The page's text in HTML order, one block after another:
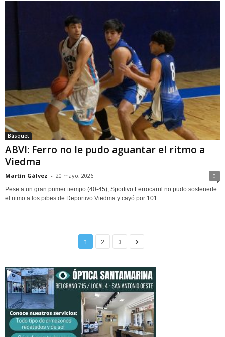
Básquet
ABVI: Ferro no le pudo aguantar el ritmo a
Viedma
Martín Gálvez - 20 mayo, 2026 0
Pese a un gran primer tiempo (40-45), Sportivo Ferrocarril no pudo sostenerle
el ritmo a los pibes de Deportivo Viedma y cayó por 101...
1 2 3